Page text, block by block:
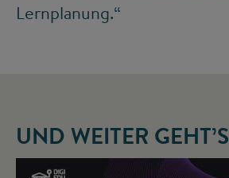
Lernplanung.“
UND WEITER GEHT’S